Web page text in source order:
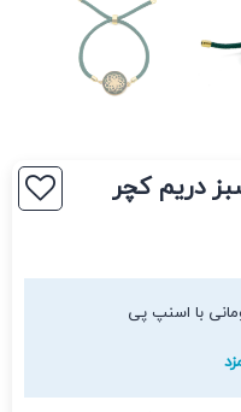
دریم کچر
با اسنپ پی